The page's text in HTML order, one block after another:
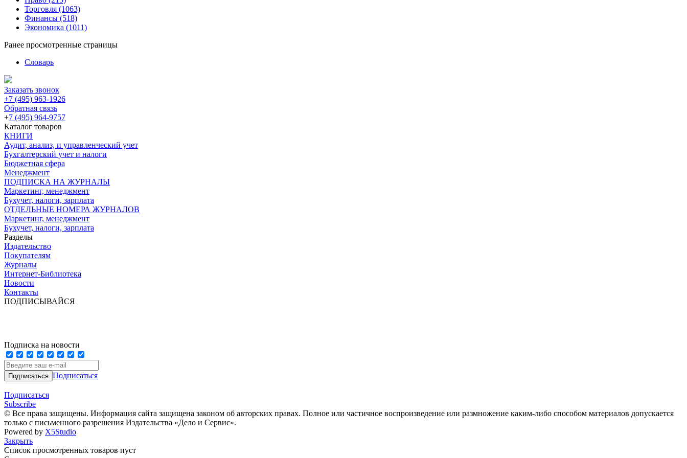
Торговля (1063)
Финансы (518)
Экономика (1011)
Ранее просмотренные страницы
Словарь
Заказать звонок
+7 (495) 963-1926
Обратная связь
+7 (495) 964-9757
Каталог товаров
КНИГИ
Аудит, анализ, и управленческий учет
Бухгалтерский учет и налоги
Бюджетная сфера
Менеджмент
ПОДПИСКА НА ЖУРНАЛЫ
Маркетинг, менеджмент
Бухучет, налоги, зарплата
ОТДЕЛЬНЫЕ НОМЕРА ЖУРНАЛОВ
Маркетинг, менеджмент
Бухучет, налоги, зарплата
Разделы
Издательство
Покупателям
Журналы
Интернет-Библиотека
Новости
Контакты
ПОДПИСЫВАЙСЯ
Подписка на новости
Подписаться
Подписаться
Subscribe
© Все права защищены. Информация сайта защищена законом об авторских правах. Полное или частичное воспроизведение или размножение каким-либо способом материалов допускается
только с письменного разрешения Издательства «Дело и Сервис».
Powered by X5Studio
Закрыть
Список просмотренных товаров пуст